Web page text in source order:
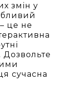
змін у
це не
сучасна